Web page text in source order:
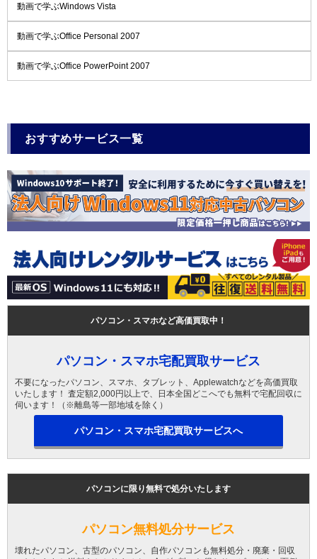
動画で学ぶWindows Vista
動画で学ぶOffice Personal 2007
動画で学ぶOffice PowerPoint 2007
おすすめサービス一覧
パソコン・スマホなど高価買取中！
パソコン・スマホ宅配買取サービス
不要になったパソコン、スマホ、タブレット、Applewatchなどを高価買取
いたします！ 査定額2,000円以上で、日本全国どこへでも無料で宅配回収に
伺います！（※離島等一部地域を除く）
パソコン・スマホ宅配買取サービスへ
パソコンに限り無料で処分いたします
パソコン無料処分サービス
壊れたパソコン、古型のパソコン、自作パソコンも無料処分・廃棄・回収